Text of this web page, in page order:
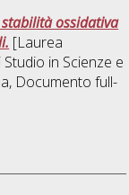
ossidativa
[Laurea
in Scienze e
, Documento full-